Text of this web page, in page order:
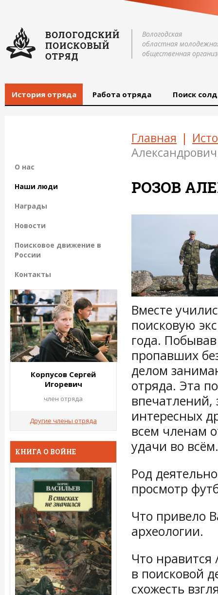
Вологодская
областная
общественная
История отряда Работа отряда Поиск
Главная |
Александрович
РОЗОВ
Вместе
поисковую
года.
пропавших
делом
отряда. Эта
интересных
всем членам
удачи во всём.
Род
просмотр
Что привело
археологии.
Что
в поисковой
схожесть
О нас
Наши люди
Награды
Новости
Поисковое движение в
России
Контакты
Корпусов Сергей
Игоревич
член отряда
Другие члены отряда
КНИГА О ВОЙНЕ